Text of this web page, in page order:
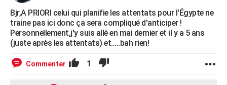
COPAINS D'AVANT
S'inscrire
Se connecter
Lycées
Collèges
Primaires
Universités
Entreprises
Service militaire
Avis de recherche
AVIS DE DÉCÈS
FORUM
Bjr,A PRIORI celui qui planifie les attentats pour l'Égypte ne
traine pas ici donc ça sera compliqué d'anticiper !
Personnellement,j'y suis allé en mai dernier et il y a 5 ans
(juste après les attentats) et.....bah rien!
Commenter 1